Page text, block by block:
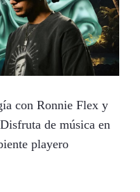
con Ronnie Flex y
de música en
playero